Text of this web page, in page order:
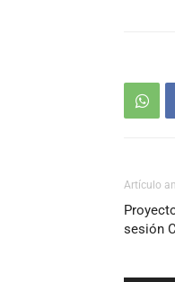
Artículo
sesión